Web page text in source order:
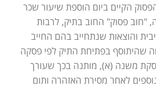
הקיים ביום הוספת שיעור שכר
"חוב פסוק" החוב בתיק, לרבות
והוצאות שנתחייב בהם החייב
שהיתוסף בפתיחת התיק לפי פסקה
משנה (א), מותנה בכך שעורך
לאחר מסירת האזהרה ותום